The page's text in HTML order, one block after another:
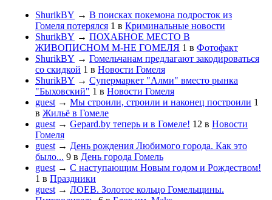
ShurikBY → В поисках покемона подросток из
Гомеля потерялся 1 в Криминальные новости
ShurikBY → ПОХАБНОЕ МЕСТО В
ЖИВОПИСНОМ М-НЕ ГОМЕЛЯ 1 в Фотофакт
ShurikBY → Гомельчанам предлагают закодироваться
со скидкой 1 в Новости Гомеля
ShurikBY → Супермаркет "Алми" вместо рынка
"Быховский" 1 в Новости Гомеля
guest → Мы строили, строили и наконец построили 1
в Жильё в Гомеле
guest → Gepard.by теперь и в Гомеле! 12 в Новости
Гомеля
guest → День рождения Любимого города. Как это
было... 9 в День города Гомель
guest → С наступающим Новым годом и Рождеством!
1 в Праздники
guest → ЛОЕВ. Золотое кольцо Гомельщины.